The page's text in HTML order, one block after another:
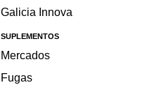
Galicia Innova
SUPLEMENTOS
Mercados
Fugas